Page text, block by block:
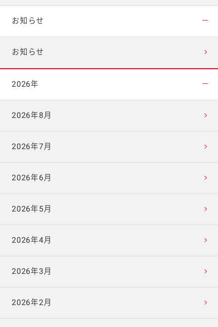
お知らせ
お知らせ
2026年
2026年8月
2026年7月
2026年6月
2026年5月
2026年4月
2026年3月
2026年2月